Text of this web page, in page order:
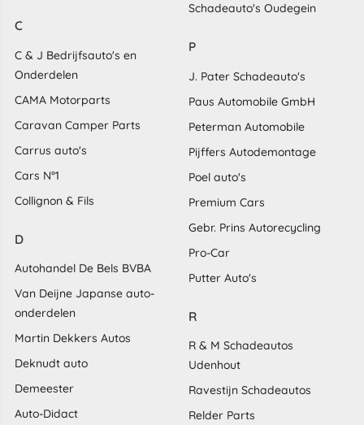
C
C & J Bedrijfsauto's en
Onderdelen
CAMA Motorparts
Caravan Camper Parts
Carrus auto's
Cars N°1
Collignon & Fils
D
Autohandel De Bels BVBA
Van Deijne Japanse auto-
onderdelen
Martin Dekkers Autos
Deknudt auto
Demeester
Auto-Didact
Schadeauto's Oudegein
P
J. Pater Schadeauto's
Paus Automobile GmbH
Peterman Automobile
Pijffers Autodemontage
Poel auto's
Premium Cars
Gebr. Prins Autorecycling
Pro-Car
Putter Auto's
R
R & M Schadeautos
Udenhout
Ravestijn Schadeautos
Relder Parts